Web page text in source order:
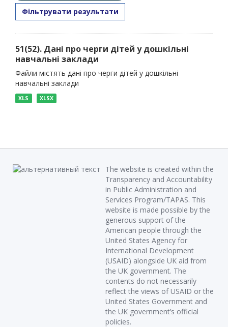
Фільтрувати результати
51(52). Дані про черги дітей у дошкільні
навчальні заклади
Файли містять дані про черги дітей у дошкільні
навчальні заклади
XLS XLSX
The website is created within the
Transparency and Accountability
in Public Administration and
Services Program/TAPAS. This
website is made possible by the
generous support of the
American people through the
United States Agency for
International Development
(USAID) alongside UK aid from
the UK government. The
contents do not necessarily
reflect the views of USAID or the
United States Government and
the UK government’s official
policies.